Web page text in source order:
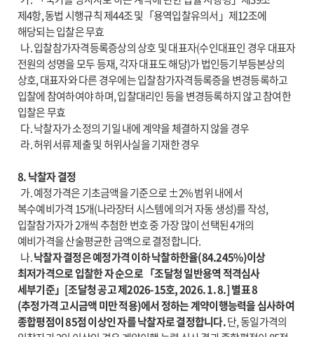
제4항, 동법 시행규칙 제44조 및「용역입찰유의서」제12조에
해당되는 입찰은 무효
나. 입찰참가자격등록증상의 상호 및 대표자(수인대표인 경우 대표자
전원의 성명을 모두 등재, 각자 대표도 해당)가 법인등기부등본상의
상호, 대표자와 다른 경우에는 입찰참가자격등록증을 변경등록하고
입찰에 참여하여야 하며, 입찰대리인 등을 변경등록하지 않고 참여한
입찰은 무효
다. 낙찰자가 소정의 기일 내에 계약을 체결하지 않을 경우
라. 허위서류 제출 및 허위사실을 기재한 경우
8. 낙찰자 결정
가. 예정가격은 기초금액을 기준으로 ±2% 범위 내에서
복수예비가격 15개(나라장터 시스템에 의거 자동 생성)를 작성,
입찰참가자가 2개씩 추첨한 번호 중 가장 많이 선택된 4개의
예비가격을 산술평균한 금액으로 결정합니다.
나.낙찰자 결정은 예정가격 이하 낙찰하한율(84.245%)이상
최저가격으로 입찰한 자 순으로 「조달청 일반용역 적격심사
세부기준」[조달청 공고 제2026-15호, 2026. 1. 8.] 별표 8
(추정가격 고시금액 미만 적용)에서 정하는 계약이행능력을 심사하여
종합평점이 85점 이상인 자를 낙찰자로 결정합니다.단, 동일가격의